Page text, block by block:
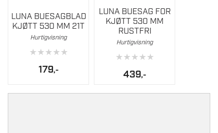
LUNA BUESAGBLAD
KJØTT 530 MM 21T
Hurtigvisning
★★★★★
179,-
LUNA BUESAG FOR
KJØTT 530 MM
RUSTFRI
Hurtigvisning
★★★★★
439,-